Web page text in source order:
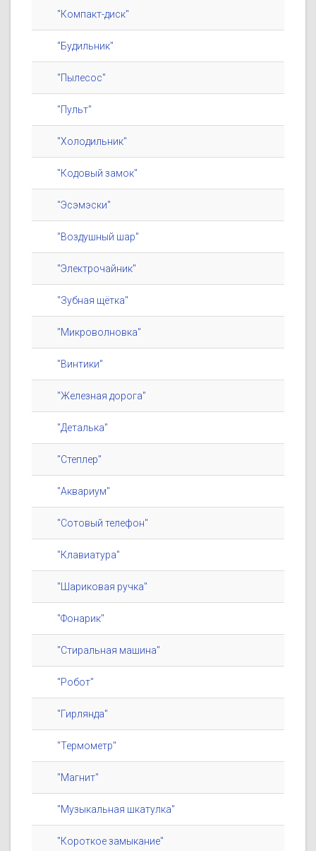
"Компакт-диск"
"Будильник"
"Пылесос"
"Пульт"
"Холодильник"
"Кодовый замок"
"Эсэмэски"
"Воздушный шар"
"Электрочайник"
"Зубная щётка"
"Микроволновка"
"Винтики"
"Железная дорога"
"Деталька"
"Степлер"
"Аквариум"
"Сотовый телефон"
"Клавиатура"
"Шариковая ручка"
"Фонарик"
"Стиральная машина"
"Робот"
"Гирлянда"
"Термометр"
"Магнит"
"Музыкальная шкатулка"
"Короткое замыкание"